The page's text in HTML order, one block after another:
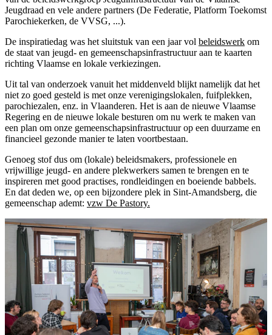
Jeugdraad en vele andere partners (De Federatie, Platform Toekomst
Parochiekerken, de VVSG, ...).
De inspiratiedag was het sluitstuk van een jaar vol beleidswerk om
de staat van jeugd- en gemeenschapsinfrastructuur aan te kaarten
richting Vlaamse en lokale verkiezingen.
Uit tal van onderzoek vanuit het middenveld blijkt namelijk dat het
niet zo goed gesteld is met onze verenigingslokalen, fuifplekken,
parochiezalen, enz. in Vlaanderen. Het is aan de nieuwe Vlaamse
Regering en de nieuwe lokale besturen om nu werk te maken van
een plan om onze gemeenschapsinfrastructuur op een duurzame en
financieel gezonde manier te laten voortbestaan.
Genoeg stof dus om (lokale) beleidsmakers, professionele en
vrijwillige jeugd- en andere plekwerkers samen te brengen en te
inspireren met good practises, rondleidingen en boeiende babbels.
En dat deden we, op een bijzondere plek in Sint-Amandsberg, die
gemeenschap ademt: vzw De Pastory.